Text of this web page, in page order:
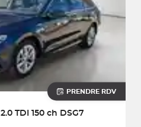
PRENDRE RDV
TDI 150 ch DSG7